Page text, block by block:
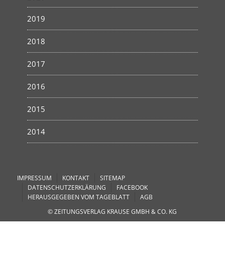
2019
2018
2017
2016
2015
2014
IMPRESSUM KONTAKT
SITEMAP
DATENSCHUTZERKLÄRUNG
FACEBOOK
HERAUSGEGEBEN VOM TAGEBLATT
AGB
© ZEITUNGSVERLAG KRAUSE GMBH & CO. KG